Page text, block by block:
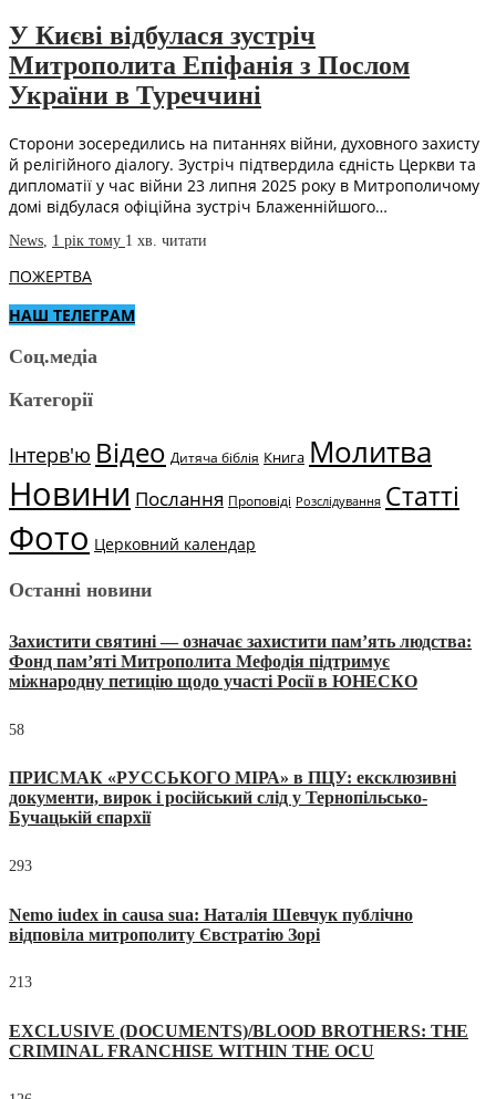
У Києві відбулася зустріч
Митрополита Епіфанія з Послом
України в Туреччині
Сторони зосередились на питаннях війни, духовного захисту
й релігійного діалогу. Зустріч підтвердила єдність Церкви та
дипломатії у час війни 23 липня 2025 року в Митрополичому
домі відбулася офіційна зустріч Блаженнійшого…
News, 1 рік тому 1 хв. читати
ПОЖЕРТВА
НАШ ТЕЛЕГРАМ
Соц.медіа
Категорії
Інтерв'ю Відео Дитяча біблія Книга Молитва
Новини Послання Проповіді Розслідування Статті
Фото Церковний календар
Останні новини
Захистити святині — означає захистити пам’ять людства:
Фонд пам’яті Митрополита Мефодія підтримує
міжнародну петицію щодо участі Росії в ЮНЕСКО
58
ПРИСМАК «РУССЬКОГО МІРА» в ПЦУ: ексклюзивні
документи, вирок і російський слід у Тернопільсько-
Бучацькій єпархії
293
Nemo iudex in causa sua: Наталія Шевчук публічно
відповіла митрополиту Євстратію Зорі
213
EXCLUSIVE (DOCUMENTS)/BLOOD BROTHERS: THE
CRIMINAL FRANCHISE WITHIN THE OCU